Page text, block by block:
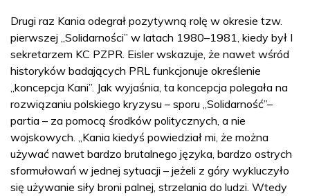
Drugi raz Kania odegrał pozytywną rolę w okresie tzw.
pierwszej „Solidarności” w latach 1980–1981, kiedy był I
sekretarzem KC PZPR. Eisler wskazuje, że nawet wśród
historyków badających PRL funkcjonuje określenie
„koncepcja Kani”. Jak wyjaśnia, ta koncepcja polegała na
rozwiązaniu polskiego kryzysu – sporu „Solidarność”–
partia – za pomocą środków politycznych, a nie
wojskowych. „Kania kiedyś powiedział mi, że można
używać nawet bardzo brutalnego języka, bardzo ostrych
sformułowań w jednej sytuacji – jeżeli z góry wykluczyło
się używanie siły broni palnej, strzelania do ludzi. Wtedy